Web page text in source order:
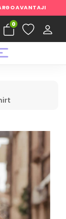
AVANTAJI
0